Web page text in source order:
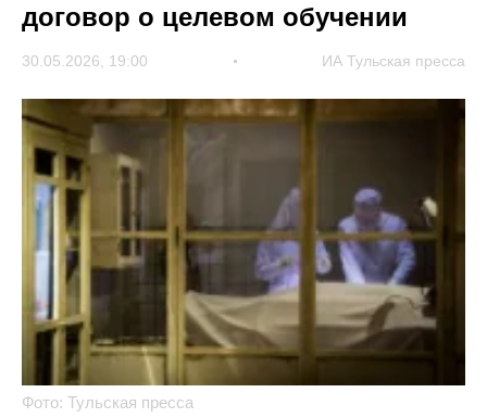
договор о целевом обучении
30.05.2026, 19:00 ИА Тульская пресса
Фото: Тульская пресса